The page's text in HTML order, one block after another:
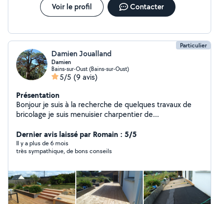
Voir le profil Contacter
Particulier
Damien Joualland
Damien
Bains-sur-Oust (Bains-sur-Oust)
5/5 (9 avis)
Présentation
Bonjour je suis à la recherche de quelques travaux de
bricolage je suis menuisier charpentier de
jardin,déménagement, terrasse bois ,bardage ect..... Je
mets également plusieurs outillages en location :
perforateur, visseuse, phares,scie circulaire,meuleuse,
double essieux ou simple essieu etc.... (A batterie ou
électrique) N'hésitez pas à me contacter pour avoir plus
d'informations.
Dernier avis laissé par Romain : 5/5
Il y a plus de 6 mois
très sympathique, de bons conseils